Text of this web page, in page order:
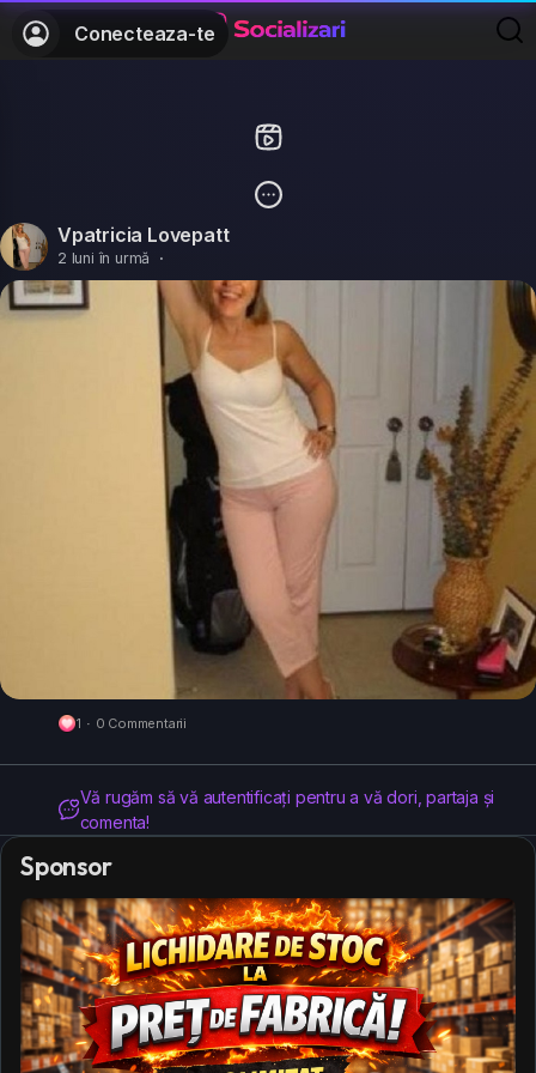
Conecteaza-te
Vpatricia Lovepatt
2 luni în urmă ·
1 · 0 Commentarii
Vă rugăm să vă autentificați pentru a vă dori, partaja și
comenta!
Sponsor